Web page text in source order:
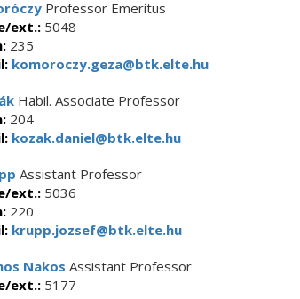
Professor Emeritus
ext.: 5048
235
komoroczy.geza@btk.elte.hu
Habil. Associate Professor
204
kozak.daniel@btk.elte.hu
Assistant Professor
ext.: 5036
220
krupp.jozsef@btk.elte.hu
Nakos Assistant Professor
ext.: 5177